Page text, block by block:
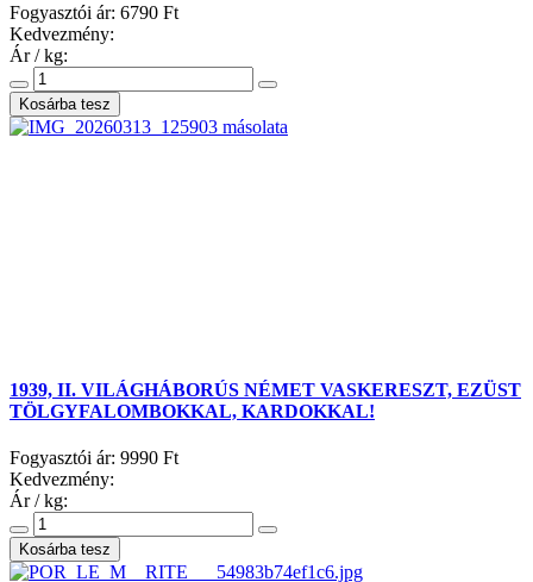
Fogyasztói ár: 6790 Ft
Kedvezmény:
Ár / kg:
1939, II. VILÁGHÁBORÚS NÉMET VASKERESZT, EZÜST
TÖLGYFALOMBOKKAL, KARDOKKAL!
Fogyasztói ár: 9990 Ft
Kedvezmény:
Ár / kg: